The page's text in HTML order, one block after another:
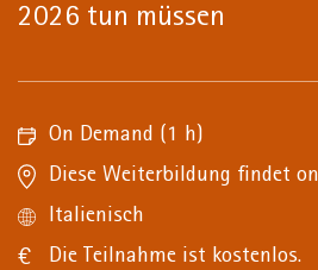
2026 tun müssen
On Demand (1 h)
Diese Weiterbildung findet
Italienisch
Die Teilnahme ist kostenlos.